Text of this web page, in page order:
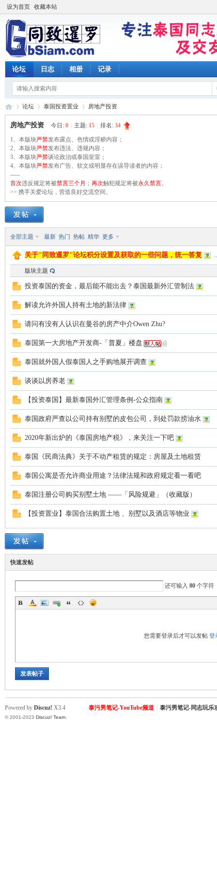
设为首页 收藏本站
论坛 日志 相册 记录
同
致
»
论坛
›
泰国投资置业
›
房地产投资
房地产投资 今日: 0 主题: 15 排名: 34
1、本版块严禁发布露点、色情或淫秽内容；
2、本版块严禁发布违法、违规内容；
3、本版块严禁谈论政治或泰国皇室；
4、本版块严禁发布广告、软文或明显存在误导读者的内容；
-----
首次违反规定将被禁言三个月 ； 再次触犯规定将被永久禁言。
>> 携手关爱论坛，营造良好交流空间。
全部主题 最新 热门 热帖 精华 更多
关于"同致暹罗"论坛积分设置及获取的一些问题，统一答复
版块主题
投资泰国的资金，最后能不能出去？泰国最新外汇管制法
解读允许外国人持有土地的新法律
请问有没有人认识在曼谷的房产中介Owen Zhu?
泰国第一大房地产开发商-「普夏」楼盘
泰国就外国人假泰国人之手购地展开调查
谈谈以房养老
【投资泰国】最新泰国外汇管理条例-公众指南
泰国政府严查以公司持有别墅的皮包公司，到处罚款捞油水
2020年新出炉的《泰国房地产税》，来关注一下吧
泰国《民商法典》关于不动产租赁的规定：房屋及土地租赁
泰国公寓是否允许商业用途？法律法规和政府规定看一看吧
泰国注册公司购买别墅土地 ——「风险规避」（收藏版）
【投资置业】泰国合法购置土地 、别墅以及酒店等物业
快速发帖
还可输入 80个字符
您需要登录后才可以发帖登
发表帖子
泰污男笔记-YouTube频道 泰污男笔记-同志玩乐
Powered by Discuz! X3.4
© 2001-2023 Discuz! Team.